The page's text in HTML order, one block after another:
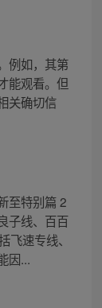
例如，其第
能观看。但
关确切信
至特别篇 2
子线、百百
速专线、
因...